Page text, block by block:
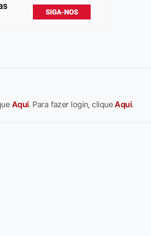
Aqui. Para fazer login, cliqueAqui.